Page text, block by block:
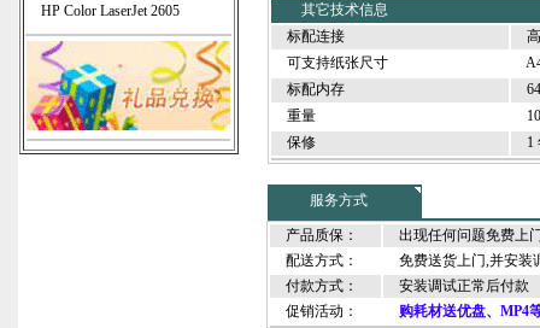
HP Color LaserJet 2605
其它技术信息
标配连接
高
可支持纸张尺寸
标配内存
重量
保修
1
服务方式
产品质保：
出现任何问题免费上
配送方式：
免费送货上门,并安装
付款方式：
安装调试正常后付款
促销活动：
购耗材送优盘、MP4